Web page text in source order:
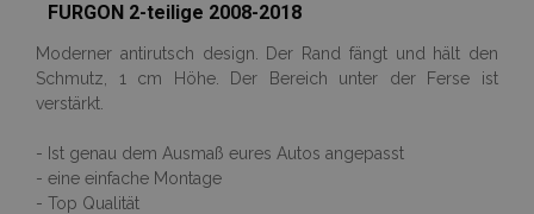
FURGON 2-teilige 2008-2018
Moderner antirutsch design. Der Rand fängt und hält den
Schmutz, 1 cm Höhe. Der Bereich unter der Ferse ist
verstärkt.
- Ist genau dem Ausmaß eures Autos angepasst
- eine einfache Montage
- Top Qualität